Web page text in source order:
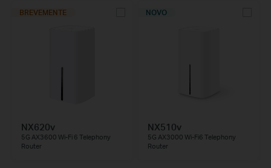
BREVEMENTE
NX620v
5G AX3600 Wi-Fi 6 Telephony
Router
NOVO
NX510v
5G AX3000 Wi-Fi6 Telephony
Router